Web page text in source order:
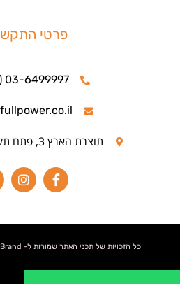
פרטי
03-6499997 (שלוחה 7)
תוצרת הארץ 3, פתח תקווה (מגדלי ב.ס.ר)
כל הזכויות של תכני האתר שמורות ל- eBrand – ניהול מוניטין באינטרנט Ⓒ